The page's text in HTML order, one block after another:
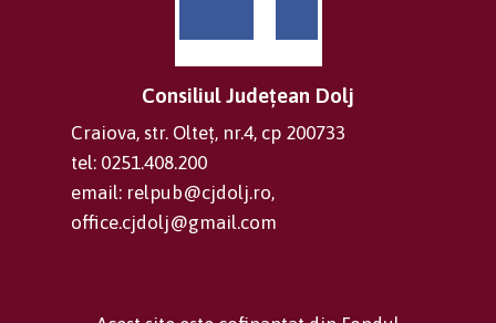
Consiliul Județean Dolj
Craiova, str. Olteț, nr.4, cp 200733
tel: 0251.408.200
email: relpub@cjdolj.ro,
office.cjdolj@gmail.com